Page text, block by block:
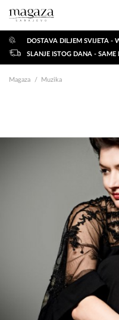
DOSTAVA DILJEM SVIJETA -
SLANJE ISTOG DANA - SAME
Magaza Muzika